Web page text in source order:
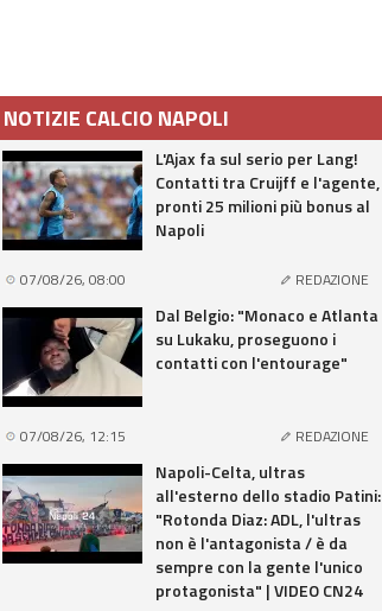
NOTIZIE CALCIO NAPOLI
L'Ajax fa sul serio per Lang!
Contatti tra Cruijff e l'agente,
pronti 25 milioni più bonus al
Napoli
07/08/26, 08:00 REDAZIONE
Dal Belgio: "Monaco e Atlanta
su Lukaku, proseguono i
contatti con l'entourage"
07/08/26, 12:15 REDAZIONE
Napoli-Celta, ultras
all'esterno dello stadio Patini:
"Rotonda Diaz: ADL, l'ultras
non è l'antagonista / è da
sempre con la gente l'unico
protagonista" | VIDEO CN24